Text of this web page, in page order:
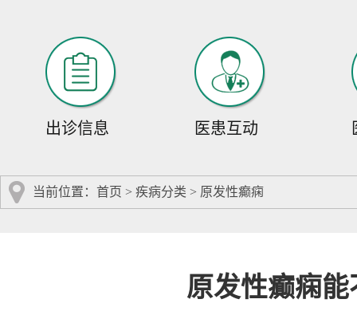
出诊信息 医患互动
当前位置： 首页 > 疾病分类 > 原发性癫痫
原发性癫痫